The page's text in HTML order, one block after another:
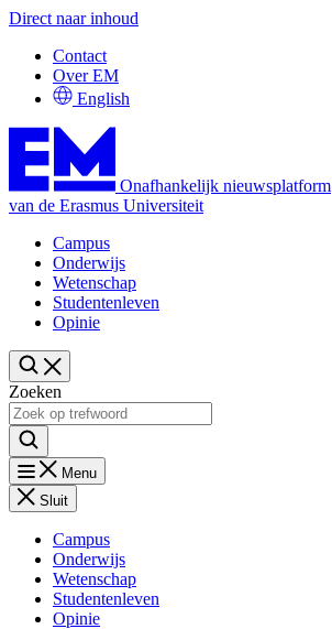
Direct naar inhoud
Contact
Over EM
English
Onafhankelijk nieuwsplatform
van de Erasmus Universiteit
Campus
Onderwijs
Wetenschap
Studentenleven
Opinie
Zoeken
Menu
Sluit
Campus
Onderwijs
Wetenschap
Studentenleven
Opinie